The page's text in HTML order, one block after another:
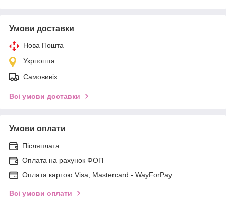
Умови доставки
Нова Пошта
Укрпошта
Самовивіз
Всі умови доставки
Умови оплати
Післяплата
Оплата на рахунок ФОП
Оплата картою Visa, Mastercard - WayForPay
Всі умови оплати